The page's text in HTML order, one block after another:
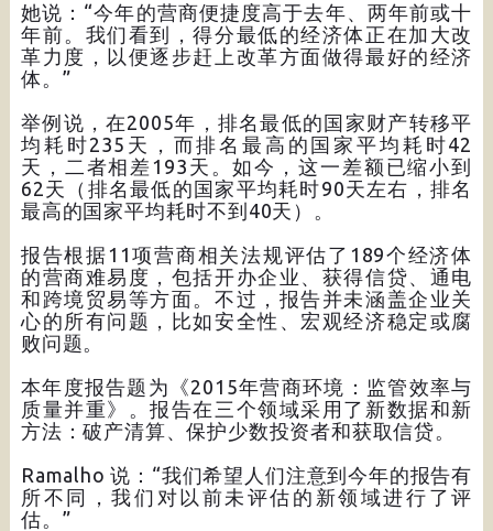
她说：“今年的营商便捷度高于去年、两年前或十
年前。我们看到，得分最低的经济体正在加大改
革力度，以便逐步赶上改革方面做得最好的经济
体。”
举例说，在2005年，排名最低的国家财产转移平
均耗时235天，而排名最高的国家平均耗时42
天，二者相差193天。如今，这一差额已缩小到
62天（排名最低的国家平均耗时90天左右，排名
最高的国家平均耗时不到40天）。
报告根据11项营商相关法规评估了189个经济体
的营商难易度，包括开办企业、获得信贷、通电
和跨境贸易等方面。不过，报告并未涵盖企业关
心的所有问题，比如安全性、宏观经济稳定或腐
败问题。
本年度报告题为《2015年营商环境：监管效率与
质量并重》。报告在三个领域采用了新数据和新
方法：破产清算、保护少数投资者和获取信贷。
Ramalho 说：“我们希望人们注意到今年的报告有
所不同，我们对以前未评估的新领域进行了评
估。”